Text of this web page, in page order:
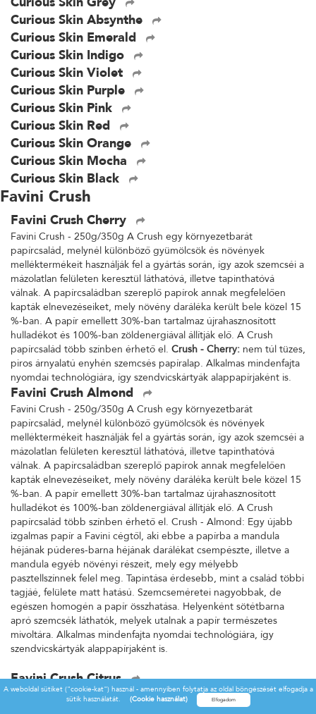
Curious Skin Absynthe
Curious Skin Emerald
Curious Skin Indigo
Curious Skin Violet
Curious Skin Purple
Curious Skin Pink
Curious Skin Red
Curious Skin Orange
Curious Skin Mocha
Curious Skin Black
Favini Crush
Favini Crush Cherry
Favini Crush - 250g/350g A Crush egy környezetbarát
papírcsalád, melynél különböző gyümölcsök és növények
melléktermékeit használják fel a gyártás során, így azok szemcséi a
mázolatlan felületen keresztül láthatóvá, illetve tapinthatóvá
válnak. A papírcsaládban szereplő papírok annak megfelelően
kapták elnevezéseiket, mely növény daráléka került bele közel 15
%-ban. A papír emellett 30%-ban tartalmaz újrahasznosított
hulladékot és 100%-ban zöldenergiával állítják elő. A Crush
papírcsalád több színben érhető el. Crush - Cherry: nem túl tüzes,
piros árnyalatú enyhén szemcsés papíralap. Alkalmas mindenfajta
nyomdai technológiára, így szendvicskártyák alappapírjaként is.
Favini Crush Almond
Favini Crush - 250g/350g A Crush egy környezetbarát
papírcsalád, melynél különböző gyümölcsök és növények
melléktermékeit használják fel a gyártás során, így azok szemcséi a
mázolatlan felületen keresztül láthatóvá, illetve tapinthatóvá
válnak. A papírcsaládban szereplő papírok annak megfelelően
kapták elnevezéseiket, mely növény daráléka került bele közel 15
%-ban. A papír emellett 30%-ban tartalmaz újrahasznosított
hulladékot és 100%-ban zöldenergiával állítják elő. A Crush
papírcsalád több színben érhető el. Crush - Almond: Egy újabb
izgalmas papír a Favini cégtől, aki ebbe a papírba a mandula
héjának púderes-barna héjának darálékat csempészte, illetve a
mandula egyéb növényi részeit, mely egy mélyebb
pasztellszínnek felel meg. Tapintása érdesebb, mint a család többi
tagjáé, felülete matt hatású. Szemcseméretei nagyobbak, de
egészen homogén a papír összhatása. Helyenként sötétbarna
apró szemcsék láthatók, melyek utalnak a papír természetes
mivoltára. Alkalmas mindenfajta nyomdai technológiára, így
szendvicskártyák alappapírjaként is.
Favini Crush Citrus
Favini Crush - 250g/350g A Crush egy környezetbarát
papírcsalád, melynél különböző gyümölcsök és növények
A weboldal sütiket ("cookie-kat") használ - amennyiben folytatja az oldal böngészését elfogadja a
sütik használatát.
(Cookie használat)